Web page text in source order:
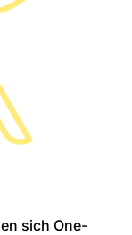
sich One-